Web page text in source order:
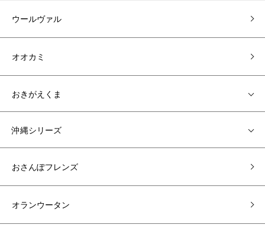
ウールヴァル
オオカミ
おきがえくま
沖縄シリーズ
おさんぽフレンズ
オランウータン